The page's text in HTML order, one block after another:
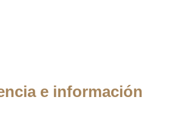
e información